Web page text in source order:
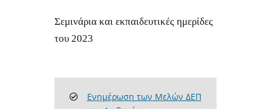
Σεμινάρια και εκπαιδευτικές ημερίδες
του 2023
Ενημέρωση των Μελών ΔΕΠ